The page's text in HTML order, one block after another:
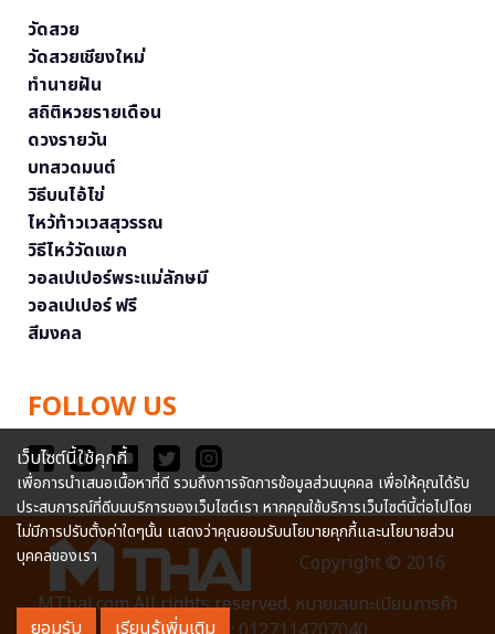
วัดสวย
วัดสวยเชียงใหม่
ทำนายฝัน
สถิติหวยรายเดือน
ดวงรายวัน
บทสวดมนต์
วิธีบนไอ้ไข่
ไหว้ท้าวเวสสุวรรณ
วิธีไหว้วัดแขก
วอลเปเปอร์พระแม่ลักษมี
วอลเปเปอร์ ฟรี
สีมงคล
FOLLOW US
Copyright © 2016
MThai.com All rights reserved. หมายเลขทะเบียนการค้า
เว็บไซต์นี้ใช้คุกกี้
เพื่อการนำเสนอเนื้อหาที่ดี รวมถึงการจัดการข้อมูลส่วนบุคคล เพื่อให้คุณได้รับ
ประสบการณ์ที่ดีบนบริการของเว็บไซต์เรา หากคุณใช้บริการเว็บไซต์นี้ต่อไปโดย
ไม่มีการปรับตั้งค่าใดๆนั้น แสดงว่าคุณยอมรับนโยบายคุกกี้และนโยบายส่วน
บุคคลของเรา
ยอมรับ เรียนรู้เพิ่มเติม